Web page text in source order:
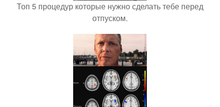
Топ 5 процедур которые нужно сделать тебе перед
отпуском.